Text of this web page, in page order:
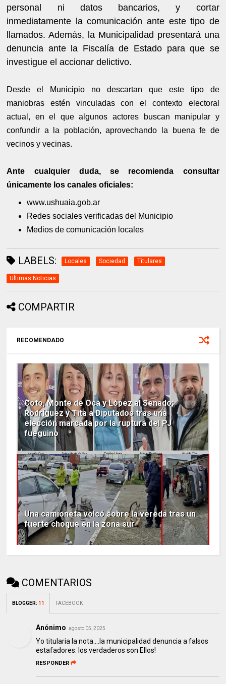
personal ni datos bancarios, y cortar
inmediatamente la comunicación ante este tipo de
llamados. Además, la Municipalidad presentará una
denuncia ante la Fiscalía de Estado para que se
investigue el accionar delictivo.
Desde el Municipio no descartan que este tipo de
maniobras estén vinculadas con el contexto electoral
actual, en el que algunos actores buscan manipular y
confundir a la población, aprovechando la buena fe de
vecinos y vecinas.
Ante cualquier duda, se recomienda consultar
únicamente los canales oficiales:
www.ushuaia.gob.ar
Redes sociales verificadas del Municipio
Medios de comunicación locales
LABELS: Locales Sociedad Titulares
Ultimas Noticias
COMPARTIR
RECOMENDADO
Coto, Monte de Oca y López al Senado;
Rodríguez y Tita a Diputados tras una
elección marcada por la ruptura del PJ
fueguino
Una camioneta volcó sobre la vereda tras un
fuerte choque en la zona sur
COMENTARIOS
BLOGGER: 11 FACEBOOK
Anónimo agosto 05, 2025
Yo titularia la nota....la municipalidad denuncia a falsos
estafadores: los verdaderos son Ellos!
RESPONDER